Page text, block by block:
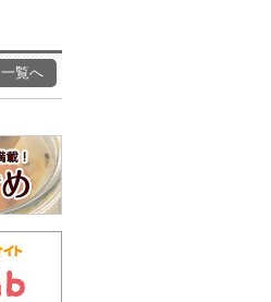
一覧へ